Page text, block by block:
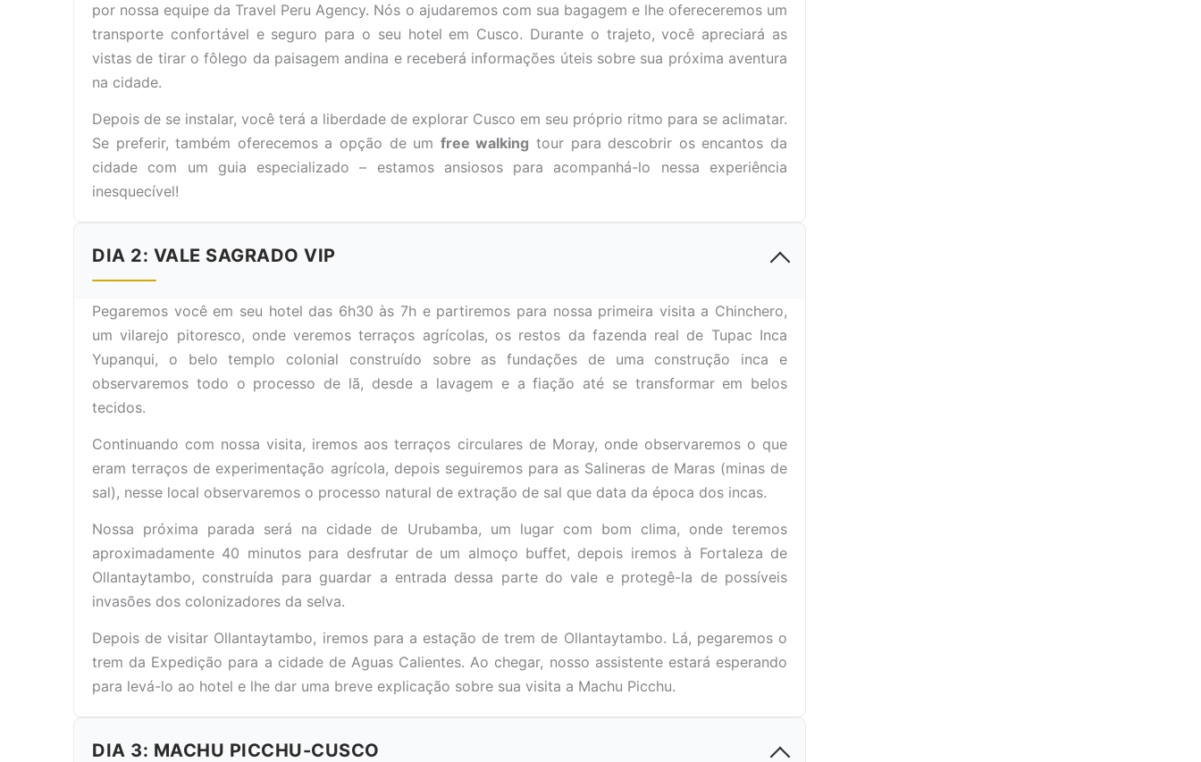
por nossa equipe da Travel Peru Agency. Nós o ajudaremos com sua bagagem e lhe ofereceremos um
transporte confortável e seguro para o seu hotel em Cusco. Durante o trajeto, você apreciará as
vistas de tirar o fôlego da paisagem andina e receberá informações úteis sobre sua próxima aventura
na cidade.
Depois de se instalar, você terá a liberdade de explorar Cusco em seu próprio ritmo para se aclimatar.
Se preferir, também oferecemos a opção de um free walking tour para descobrir os encantos da
cidade com um guia especializado – estamos ansiosos para acompanhá-lo nessa experiência
inesquecível!
DIA 2: VALE SAGRADO VIP
Pegaremos você em seu hotel das 6h30 às 7h e partiremos para nossa primeira visita a Chinchero,
um vilarejo pitoresco, onde veremos terraços agrícolas, os restos da fazenda real de Tupac Inca
Yupanqui, o belo templo colonial construído sobre as fundações de uma construção inca e
observaremos todo o processo de lã, desde a lavagem e a fiação até se transformar em belos
tecidos.
Continuando com nossa visita, iremos aos terraços circulares de Moray, onde observaremos o que
eram terraços de experimentação agrícola, depois seguiremos para as Salineras de Maras (minas de
sal), nesse local observaremos o processo natural de extração de sal que data da época dos incas.
Nossa próxima parada será na cidade de Urubamba, um lugar com bom clima, onde teremos
aproximadamente 40 minutos para desfrutar de um almoço buffet, depois iremos à Fortaleza de
Ollantaytambo, construída para guardar a entrada dessa parte do vale e protegê-la de possíveis
invasões dos colonizadores da selva.
Depois de visitar Ollantaytambo, iremos para a estação de trem de Ollantaytambo. Lá, pegaremos o
trem da Expedição para a cidade de Aguas Calientes. Ao chegar, nosso assistente estará esperando
para levá-lo ao hotel e lhe dar uma breve explicação sobre sua visita a Machu Picchu.
DIA 3: MACHU PICCHU-CUSCO